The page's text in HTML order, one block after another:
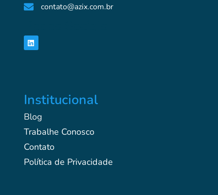
contato@azix.com.br
Institucional
Blog
Trabalhe Conosco
Contato
Política de Privacidade